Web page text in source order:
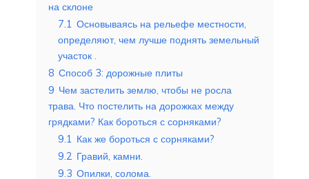
на склоне
7.1 Основываясь на рельефе местности,
определяют, чем лучше поднять земельный
участок .
8 Способ 3: дорожные плиты
9 Чем застелить землю, чтобы не росла
трава. Что постелить на дорожках между
грядками? Как бороться с сорняками?
9.1 Как же бороться с сорняками?
9.2 Гравий, камни.
9.3 Опилки, солома.